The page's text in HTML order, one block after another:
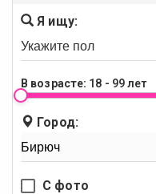
Я ищу:
В возрасте: 18 - 99 лет
Город:
С фото